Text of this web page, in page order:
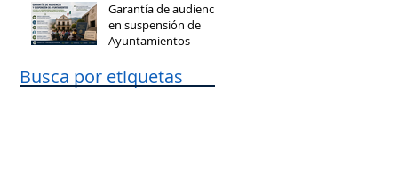
Garantía de audiencia
en suspensión de
Ayuntamientos
Busca por etiquetas